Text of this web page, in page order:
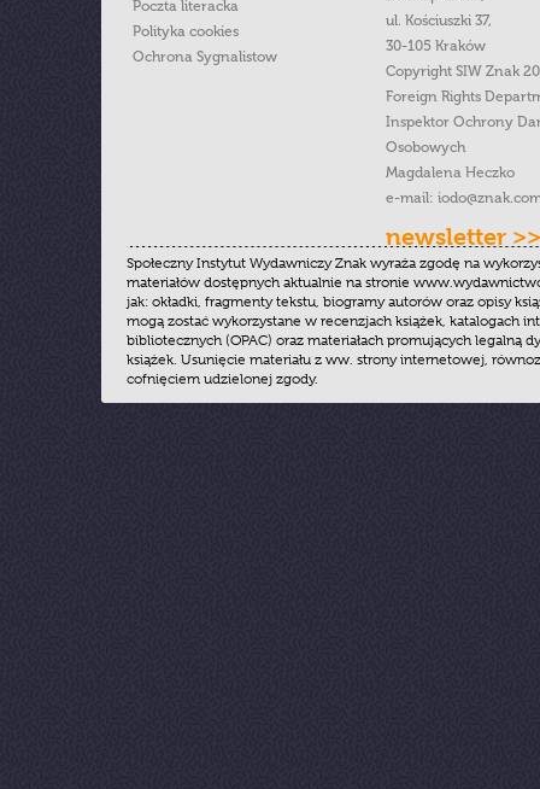
Poczta literacka
Polityka cookies
Ochrona Sygnalistow
ul. Kościuszki 37,
30-105 Kraków
Copyright SIW Znak
Foreign Rights
Inspektor Ochrony
Osobowych
Magdalena Heczko
e-mail:
newsletter >>
Społeczny Instytut Wydawniczy Znak wyraża zgodę na
materiałów dostępnych aktualnie na stronie
jak: okładki, fragmenty tekstu, biogramy autorów oraz opisy
mogą zostać wykorzystane w recenzjach książek, katalogach
bibliotecznych (OPAC) oraz materiałach promujących legalną
książek. Usunięcie materiału z ww. strony internetowej,
cofnięciem udzielonej zgody.